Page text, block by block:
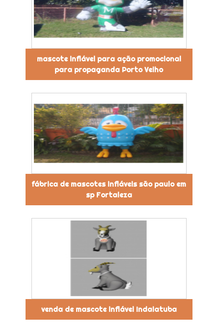
mascote inflável para ação promocional
para propaganda Porto Velho
fábrica de mascotes infláveis são paulo em
sp Fortaleza
venda de mascote inflável Indaiatuba